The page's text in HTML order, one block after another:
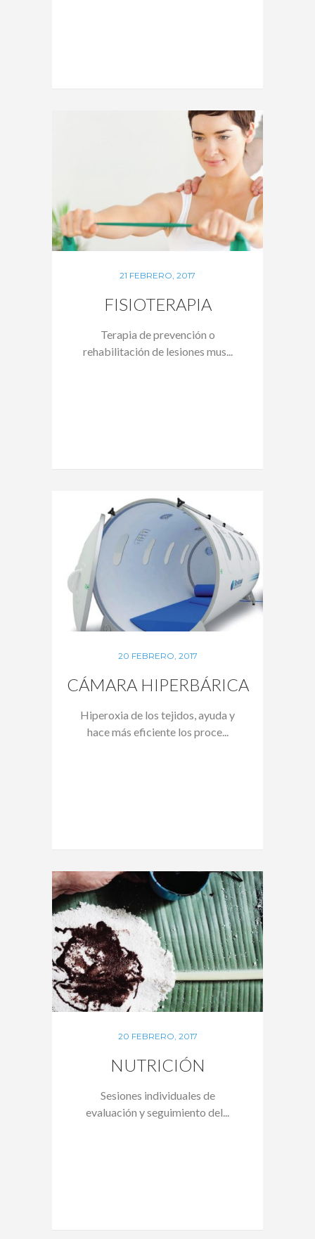
21 FEBRERO, 2017
FISIOTERAPIA
Terapia de prevención o
rehabilitación de lesiones mus...
20 FEBRERO, 2017
CÁMARA HIPERBÁRICA
Hiperoxia de los tejidos, ayuda y
hace más eficiente los proce...
20 FEBRERO, 2017
NUTRICIÓN
Sesiones individuales de
evaluación y seguimiento del...